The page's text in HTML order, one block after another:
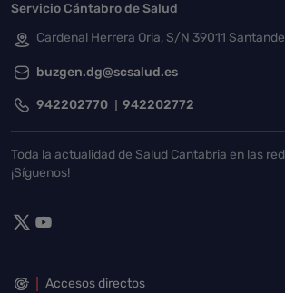
Servicio Cántabro de Salud
Cardenal Herrera Oria, S/N 39011
buzgen.dg@scsalud.es
942202770 942202772
Toda la actualidad de Salud Cantabria en las
¡Síguenos!
Accesos directos